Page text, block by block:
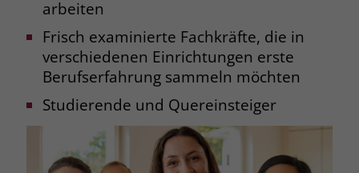
arbeiten
Frisch examinierte Fachkräfte, die in
verschiedenen Einrichtungen erste
Berufserfahrung sammeln möchten
Studierende und Quereinsteiger